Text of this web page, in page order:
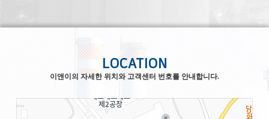
LOCATION
이앤이의 자세한 위치와 고객센터 번호를 안내합니다.